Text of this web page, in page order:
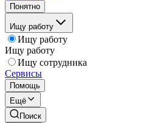
Понятно
Ищу работу
Ищу работу
Ищу работу
Ищу сотрудника
Сервисы
Помощь
Ещё
Поиск